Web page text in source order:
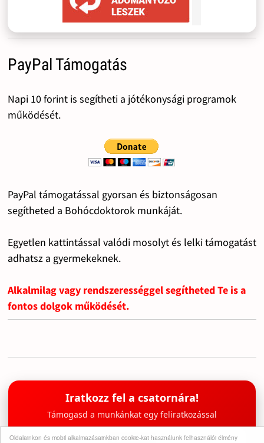
Oldalainkon és mobil alkalmazásainkban cookie-kat használunk felhasználói élmény
PayPal Támogatás
Napi 10 forint is segítheti a jótékonysági programok
működését.
PayPal támogatással gyorsan és biztonságosan
segítheted a Bohócdoktorok munkáját.
Egyetlen kattintással valódi mosolyt és lelki támogatást
adhatsz a gyermekeknek.
Alkalmilag vagy rendszerességgel segítheted Te is a
fontos dolgok működését.
Iratkozz fel a csatornára!
Támogasd a munkánkat egy feliratkozással